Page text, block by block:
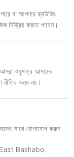
যা আপনার ব্রাউজিং
নিষ্ক্রিয় করতে পারেন।
শুধুমাত্র আমাদের
নীতির জন্য নয়।
সাথে যোগাযোগ করুন:
Bashabo,